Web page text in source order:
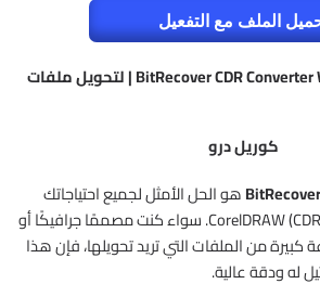
الملف مع التفعيل
تحميل برنامج BitRecover CDR Converter Wizard | لتحويل ملفات
كوريل درو
هو الحل الأمثل لجميع احتياجاتك
المتعلقة بتحويل ملفات CorelDRAW (CDR). سواء كنت مصممًا جرافيكًا أو
من الملفات التي تريد تحويلها، فإن هذا
له ودقة عالية.